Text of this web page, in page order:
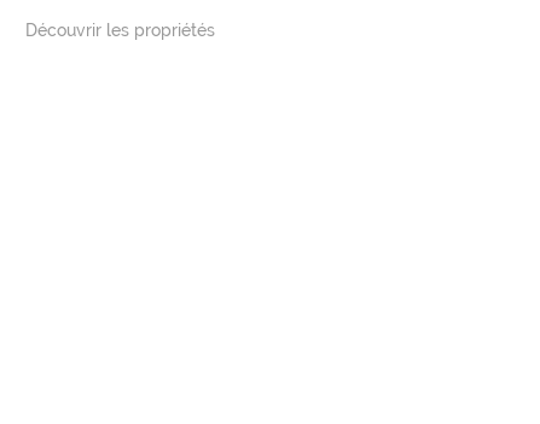
Découvrir les propriétés